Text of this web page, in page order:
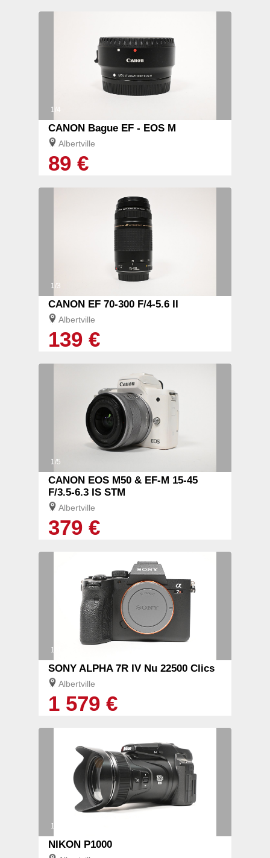
1/4
CANON Bague EF - EOS M
Albertville
89 €
1/3
CANON EF 70-300 F/4-5.6 II
Albertville
139 €
1/5
CANON EOS M50 & EF-M 15-45
F/3.5-6.3 IS STM
Albertville
379 €
1/4
SONY ALPHA 7R IV Nu 22500 Clics
Albertville
1 579 €
1/5
NIKON P1000